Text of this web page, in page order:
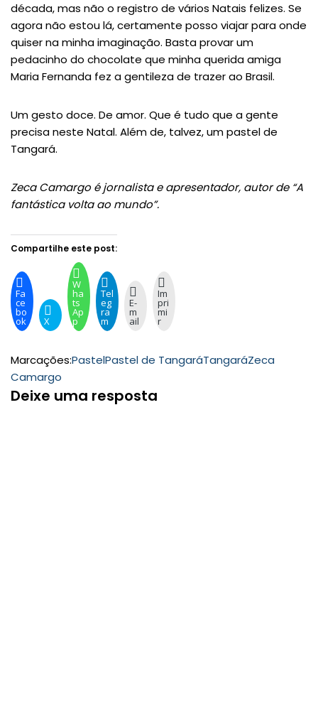
década, mas não o registro de vários Natais felizes. Se
agora não estou lá, certamente posso viajar para onde
quiser na minha imaginação. Basta provar um
pedacinho do chocolate que minha querida amiga
Maria Fernanda fez a gentileza de trazer ao Brasil.
Um gesto doce. De amor. Que é tudo que a gente
precisa neste Natal. Além de, talvez, um pastel de
Tangará.
Zeca Camargo é jornalista e apresentador, autor de “A
fantástica volta ao mundo”.
Compartilhe este post:
Fa
ce
bo
ok X
W
ha
ts
Ap
p
Tel
eg
ra
m
E-
m
ail
Im
pri
mi
r
Marcações:PastelPastel de TangaráTangaráZeca
Camargo
Deixe uma resposta